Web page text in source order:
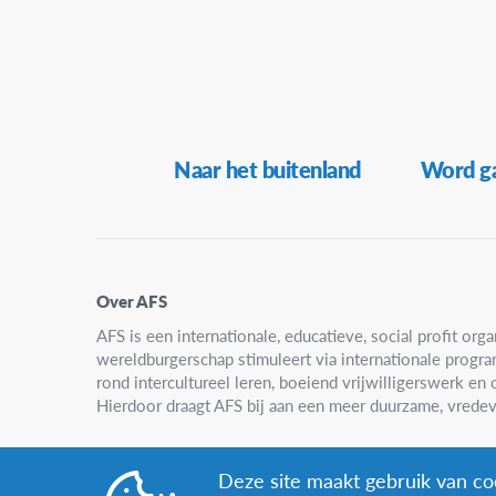
Naar het buitenland Word
Over AFS
AFS is een internationale, educatieve, social profit
wereldburgerschap stimuleert via internationale
rond intercultureel leren, boeiend vrijwilligerswerk en
Hierdoor draagt AFS bij aan een meer duurzame,
Deze site maakt gebruik van